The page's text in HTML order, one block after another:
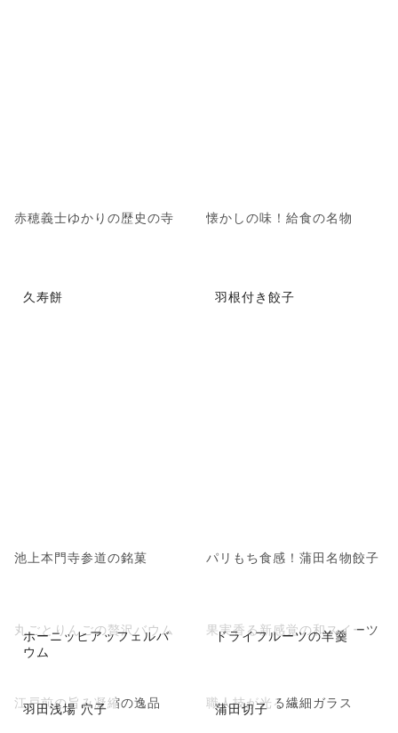
赤穂義士ゆかりの歴史の寺 懐かしの味！給食の名物
久寿餅
池上本門寺参道の銘菓
羽根付き餃子
パリもち食感！蒲田名物餃子
ホーニッヒアッフェルバ
ウム
丸ごとりんごの贅沢バウム ドライフルーツの羊羹
果実香る新感覚の和スイーツ
羽田浅場 穴子
江戸前の旨み凝縮の逸品 蒲田切子
職人技が光る繊細ガラス